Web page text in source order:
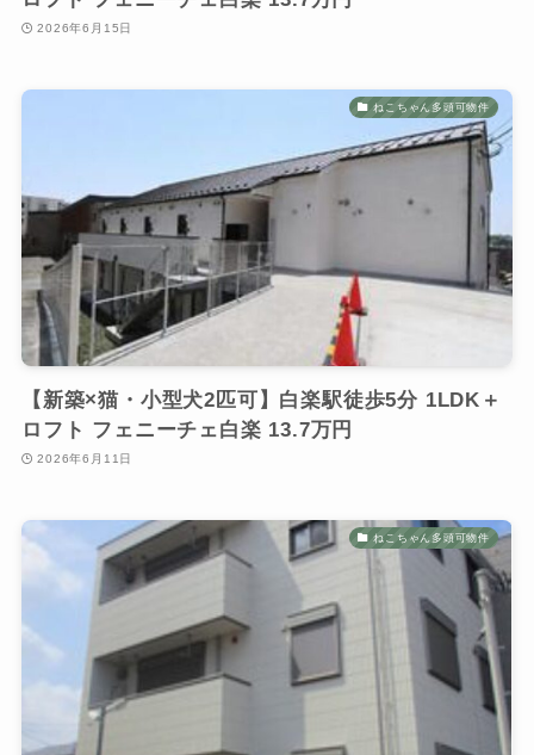
2026年6月15日
ねこちゃん多頭可物件
【新築×猫・小型犬2匹可】白楽駅徒歩5分 1LDK＋
ロフト フェニーチェ白楽 13.7万円
2026年6月11日
ねこちゃん多頭可物件